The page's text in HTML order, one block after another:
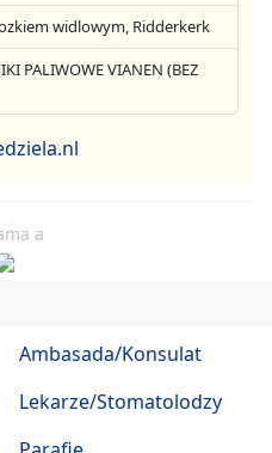
widlowym, Ridderkerk
PALIWOWE VIANEN (BEZ
a
Ambasada/Konsulat
Lekarze/Stomatolodzy